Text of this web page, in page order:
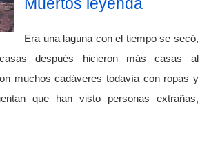
Era una laguna con el tiempo se secó,
después hicieron más casas al
muchos cadáveres todavía con ropas y
que han visto personas extrañas,